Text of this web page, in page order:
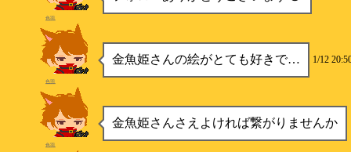
色羽
金魚姫さんの絵がとても好きで… 1/12
色羽
金魚姫さんさえよければ繋がりませんか
色羽